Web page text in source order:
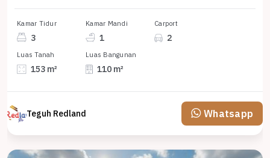
Kamar Tidur
3
Kamar Mandi
1
Carport
2
Luas Tanah
153 m²
Luas Bangunan
110 m²
Teguh Redland Whatsapp